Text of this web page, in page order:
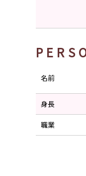
名前
身長
職業